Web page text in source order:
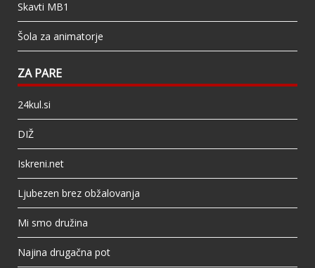
Skavti MB1
Šola za animatorje
ZA PARE
24kul.si
DIŽ
Iskreni.net
Ljubezen brez obžalovanja
Mi smo družina
Najina drugačna pot